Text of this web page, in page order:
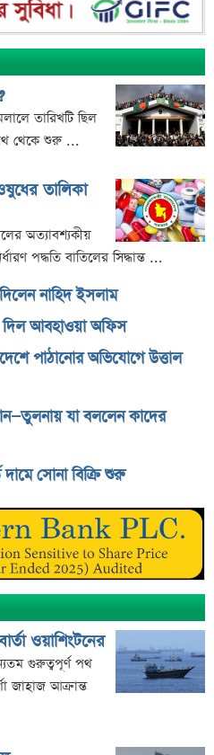
মিউচুয়াল ফান্ড
উধাও ২৩ হাজার বিও হিসাব
ফেসবুকে রহস্যময় প্রশ্ন
আসছে বৃহস্পতিবার
রাশেদ খান
বললেন রাষ্ট্রপতি
লিখে গেলেন জনপ্রিয়
ভারতের
কারণ জানালেন
অব্যাহতি এনসিপি
দিল জনপ্রশাসন
ইউনূস
বড় সতর্কবার্তা
তালিকাভুক্ত একটি ব্যাংক
তারিখটি ছিল
থেকে শুরু ...
তালিকা
অত্যাবশ্যকীয়
পদ্ধতি বাতিলের সিদ্ধান্ত ...
নাহিদ ইসলাম
দিল আবহাওয়া অফিস
পাঠানোর অভিযোগে উত্তাল
যা বললেন কাদের
সোনা বিক্রি শুরু
ওয়াশিংটনের
গুরুত্বপূর্ণ পথ
জাহাজ আক্রান্ত